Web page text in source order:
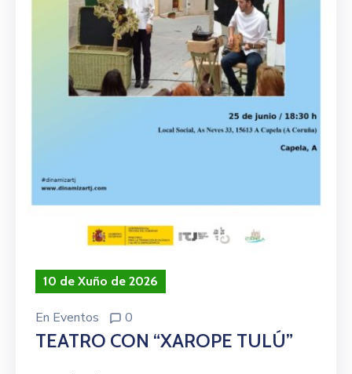
10 de Xuño de 2026
En Eventos 0
TEATRO CON “XAROPE TULÚ”